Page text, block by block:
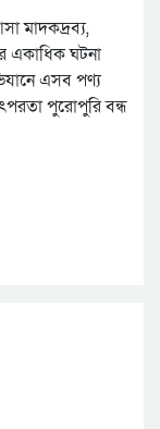
মাদকদ্রব্য,
একাধিক ঘটনা
এসব পণ্য
পুরোপুরি বন্ধ